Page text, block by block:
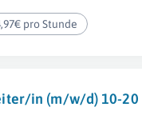
pro Stunde
in (m/w/d) 10-20